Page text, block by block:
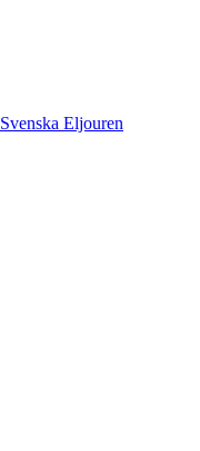
Svenska Eljouren